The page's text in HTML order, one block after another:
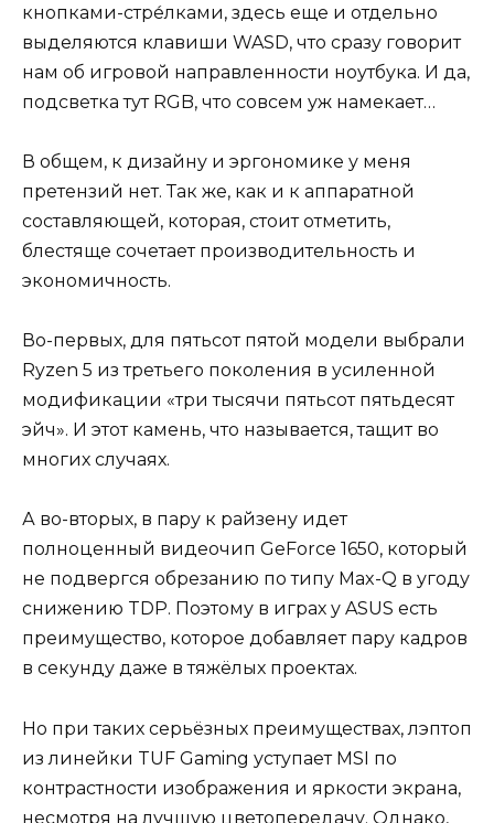
кнопками-стре́лками, здесь еще и отдельно
выделяются клавиши WASD, что сразу говорит
нам об игровой направленности ноутбука. И да,
подсветка тут RGB, что совсем уж намекает…
В общем, к дизайну и эргономике у меня
претензий нет. Так же, как и к аппаратной
составляющей, которая, стоит отметить,
блестяще сочетает производительность и
экономичность.
Во-первых, для пятьсот пятой модели выбрали
Ryzen 5 из третьего поколения в усиленной
модификации «три тысячи пятьсот пятьдесят
эйч». И этот камень, что называется, тащит во
многих случаях.
А во-вторых, в пару к райзену идет
полноценный видеочип GeForce 1650, который
не подвергся обрезанию по типу Max-Q в угоду
снижению TDP. Поэтому в играх у ASUS есть
преимущество, которое добавляет пару кадров
в секунду даже в тяжёлых проектах.
Но при таких серьёзных преимуществах, лэптоп
из линейки TUF Gaming уступает MSI по
контрастности изображения и яркости экрана,
несмотря на лучшую цветопередачу. Однако,